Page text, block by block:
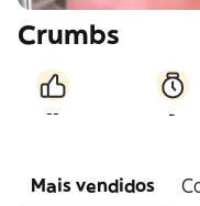
Crumbs
-- -
Mais vendidos